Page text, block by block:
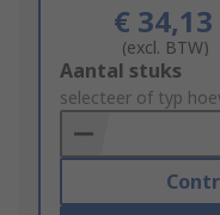
€ 34,13
(excl. BTW)
Add
to
Basket
Aantal stuks
selecteer of typ